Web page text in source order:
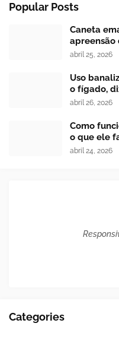
Popular Posts
Caneta
apreensão
abril 25, 2026
Uso
o fígado,
abril 26, 2026
Como
o que ele
abril 24, 2026
Categories